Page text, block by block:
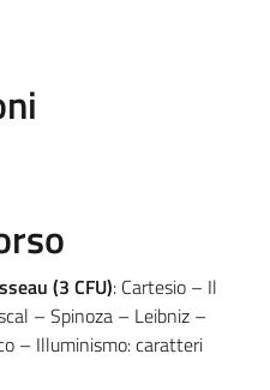
(3 CFU): Cartesio – Il
– Spinoza – Leibniz –
– Illuminismo: caratteri